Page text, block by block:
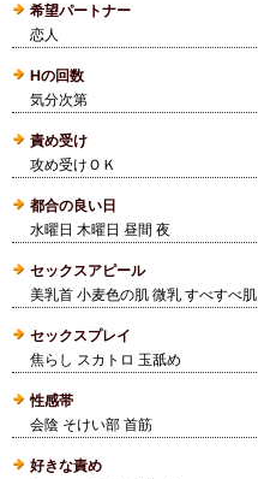
希望パートナー
恋人
Hの回数
気分次第
責め受け
攻め受けＯＫ
都合の良い日
水曜日 木曜日 昼間 夜
セックスアピール
美乳首 小麦色の肌 微乳 すべすべ肌
セックスプレイ
焦らし スカトロ 玉舐め
性感帯
会陰 そけい部 首筋
好きな責め